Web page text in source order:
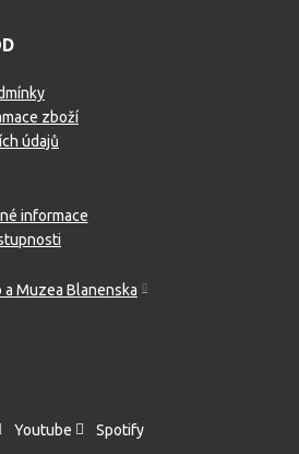
zboží
údajů
informace
Muzea Blanenska
Youtube Spotify